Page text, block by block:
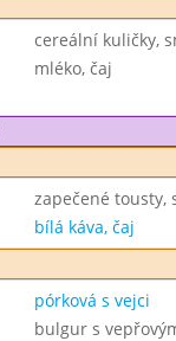
cereální kuličky,
mléko, čaj
zapečené tousty,
bílá káva, čaj
pórková s vejci
bulgur s